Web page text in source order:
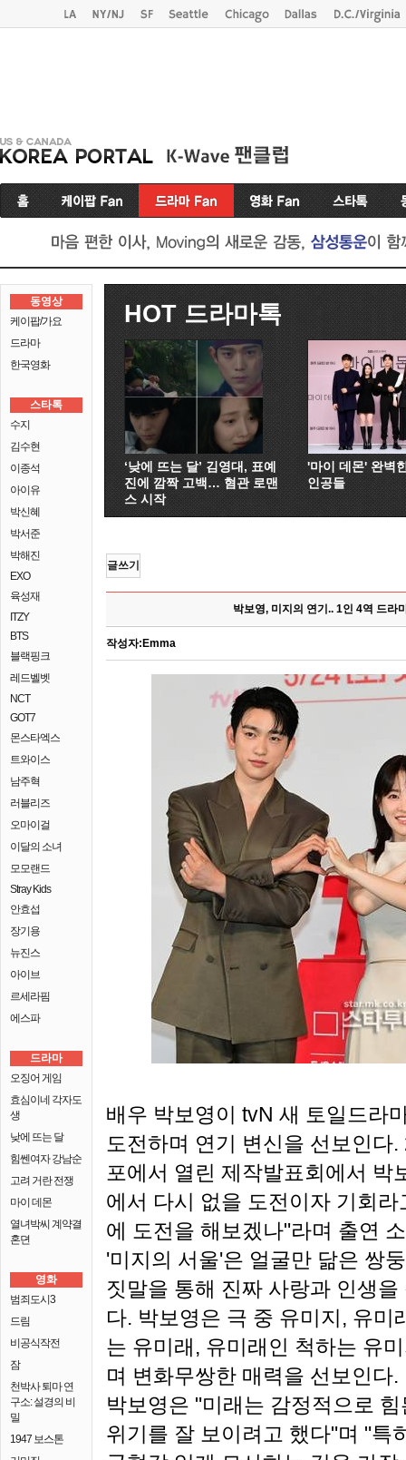
동영상
케이팝/가요
드라마
한국영화
스타톡
수지
김수현
이종석
아이유
박신혜
박서준
박해진
EXO
육성재
ITZY
BTS
블랙핑크
레드벨벳
NCT
GOT7
몬스타엑스
트와이스
남주혁
러블리즈
오마이걸
이달의 소녀
모모랜드
Stray Kids
안효섭
장기용
뉴진스
아이브
르세라핌
에스파
드라마
오징어 게임
효심이네 각자도
생
낮에 뜨는 달
힘쎈여자 강남순
고려 거란 전쟁
마이 데몬
열녀박씨 계약결
혼뎐
영화
범죄도시3
드림
비공식작전
잠
천박사 퇴마 연
구소: 설경의 비
밀
1947 보스톤
HOT 드라마톡
‘낮에 뜨는 달’ 김영대, 표예
진에 깜짝 고백… 혐관 로맨
스 시작
'마이 데몬' 완벽
인공들
글쓰기
박보영, 미지의 연기.. 1인 4역 드라
작성자: Emma
배우 박보영이 tvN 새 토일드라
도전하며 연기 변신을 선보인다.
포에서 열린 제작발표회에서 박
에서 다시 없을 도전이자 기회
에 도전을 해보겠나"라며 출연
'미지의 서울'은 얼굴만 닮은 쌍
짓말을 통해 진짜 사랑과 인생
다. 박보영은 극 중 유미지, 유미
는 유미래, 유미래인 척하는 유
며 변화무쌍한 매력을 선보인다.
박보영은 "미래는 감정적으로
위기를 잘 보이려고 했다"며 "특